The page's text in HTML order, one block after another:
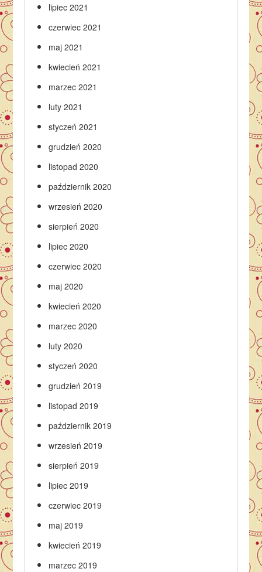
lipiec 2021
czerwiec 2021
maj 2021
kwiecień 2021
marzec 2021
luty 2021
styczeń 2021
grudzień 2020
listopad 2020
październik 2020
wrzesień 2020
sierpień 2020
lipiec 2020
czerwiec 2020
maj 2020
kwiecień 2020
marzec 2020
luty 2020
styczeń 2020
grudzień 2019
listopad 2019
październik 2019
wrzesień 2019
sierpień 2019
lipiec 2019
czerwiec 2019
maj 2019
kwiecień 2019
marzec 2019